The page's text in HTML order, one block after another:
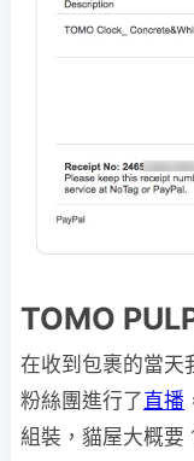
TOMO
在收到包裹的當天
粉絲團進行了直播
組裝，貓屋大概要